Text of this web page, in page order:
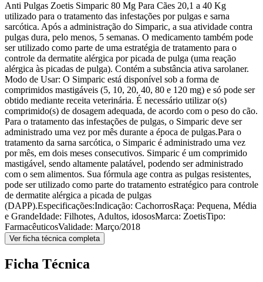
Anti Pulgas Zoetis Simparic 80 Mg Para Cães 20,1 a 40 Kg
utilizado para o tratamento das infestações por pulgas e sarna
sarcótica. Após a administração do Simparic, a sua atividade contra
pulgas dura, pelo menos, 5 semanas. O medicamento também pode
ser utilizado como parte de uma estratégia de tratamento para o
controle da dermatite alérgica por picada de pulga (uma reação
alérgica às picadas de pulga). Contém a substância ativa sarolaner.
Modo de Usar: O Simparic está disponível sob a forma de
comprimidos mastigáveis (5, 10, 20, 40, 80 e 120 mg) e só pode ser
obtido mediante receita veterinária. É necessário utilizar o(s)
comprimido(s) de dosagem adequada, de acordo com o peso do cão.
Para o tratamento das infestações de pulgas, o Simparic deve ser
administrado uma vez por mês durante a época de pulgas.Para o
tratamento da sarna sarcótica, o Simparic é administrado uma vez
por mês, em dois meses consecutivos. Simparic é um comprimido
mastigável, sendo altamente palatável, podendo ser administrado
com o sem alimentos. Sua fórmula age contra as pulgas resistentes,
pode ser utilizado como parte do tratamento estratégico para controle
de dermatite alérgica a picada de pulgas
(DAPP).Especificações:Indicação: CachorrosRaça: Pequena, Média
e GrandeIdade: Filhotes, Adultos, idososMarca: ZoetisTipo:
FarmacêuticosValidade: Março/2018
Ver ficha técnica completa
Ficha Técnica